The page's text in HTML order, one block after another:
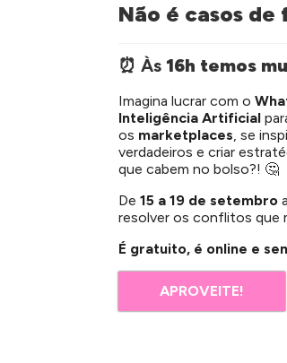
Não é casos
⏰ Às 16h temos
Imagina lucrar com o
Inteligência Artificial
os marketplaces, se
verdadeiros e criar
que cabem no bolso?! 🤔
De 15 a 19 de setembro
resolver os conflitos que
É gratuito, é online e
APROVEITE!